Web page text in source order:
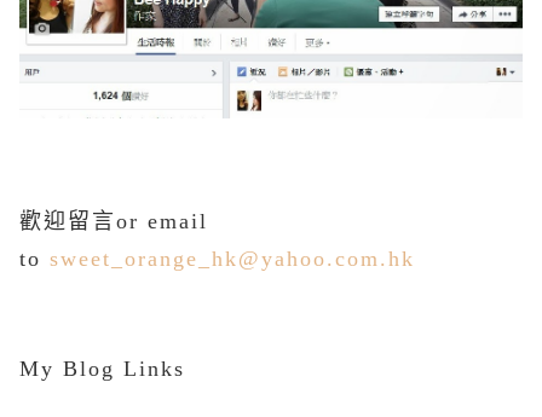
歡迎留言or email
to sweet_orange_hk@yahoo.com.hk
My Blog Links